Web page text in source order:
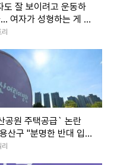
도 잘 보이려고 운동하
여자가 성형하는 게 대
문제냐"
리
공원 주택공급` 논란
산구 "분명한 반대 입